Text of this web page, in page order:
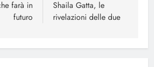
farà in
futuro
Shaila Gatta, le
rivelazioni delle due